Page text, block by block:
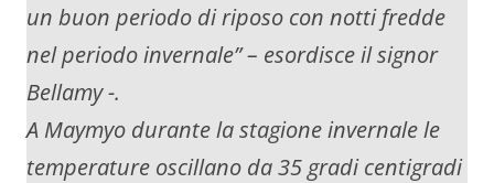
un buon periodo di riposo con notti fredde
nel periodo invernale” – esordisce il signor
Bellamy -.
A Maymyo durante la stagione invernale le
temperature oscillano da 35 gradi centigradi